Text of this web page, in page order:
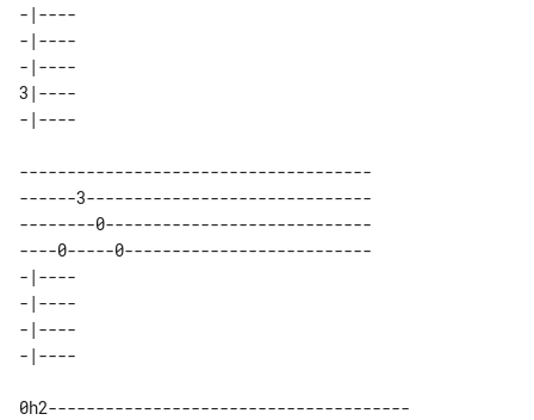
-|----
-|----
-|----
3|----
-------------------------------------
------3------------------------------
--------0----------------------------
----0-----0--------------------------
-|----
-|----
-|----
0h2--------------------------------------